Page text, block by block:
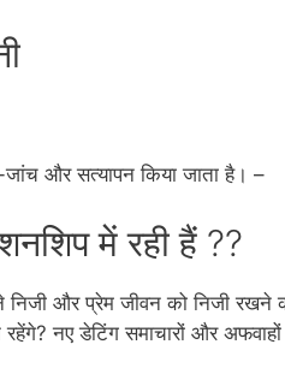
जांच और सत्यापन किया जाता है। –
में रही हैं ??
निजी और प्रेम जीवन को निजी रखने
नए डेटिंग समाचारों और